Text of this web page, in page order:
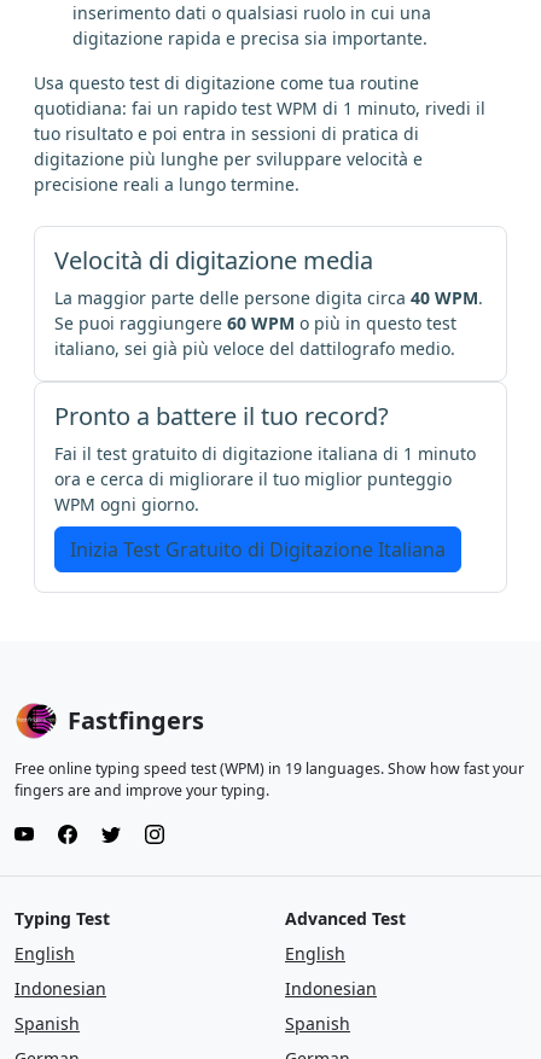
inserimento dati o qualsiasi ruolo in cui una
digitazione rapida e precisa sia importante.
Usa questo test di digitazione come tua routine
quotidiana: fai un rapido test WPM di 1 minuto, rivedi il
tuo risultato e poi entra in sessioni di pratica di
digitazione più lunghe per sviluppare velocità e
precisione reali a lungo termine.
Velocità di digitazione media
La maggior parte delle persone digita circa 40 WPM.
Se puoi raggiungere 60 WPM o più in questo test
italiano, sei già più veloce del dattilografo medio.
Pronto a battere il tuo record?
Fai il test gratuito di digitazione italiana di 1 minuto
ora e cerca di migliorare il tuo miglior punteggio
WPM ogni giorno.
Inizia Test Gratuito di Digitazione Italiana
Fastfingers
Free online typing speed test (WPM) in 19 languages. Show how fast your
fingers are and improve your typing.
Typing Test
English
Indonesian
Spanish
Advanced Test
English
Indonesian
Spanish